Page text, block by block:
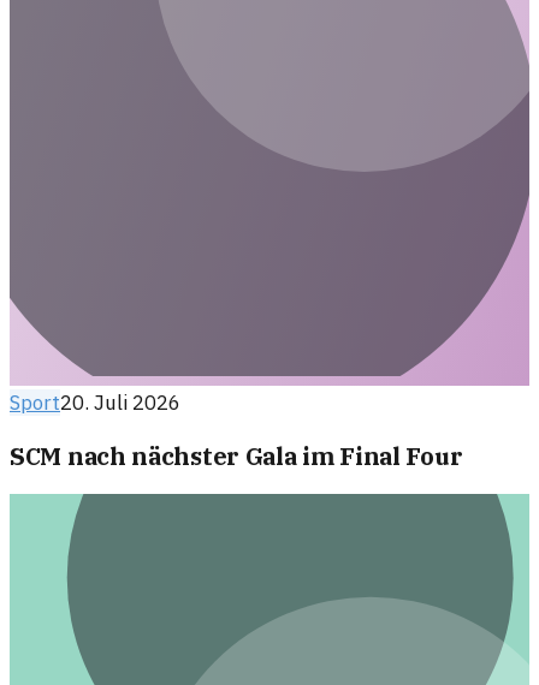
Sport20. Juli 2026
SCM nach nächster Gala im Final Four